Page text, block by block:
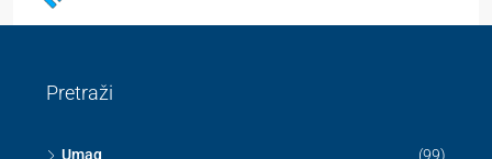
Pretraži
Umag (99)